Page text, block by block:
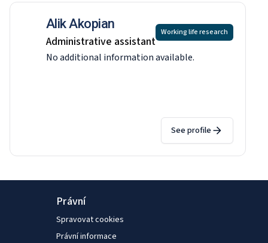
Alik Akopian
Administrative assistant
Working life research
No additional information available.
See profile
Právní
Spravovat cookies
Právní informace